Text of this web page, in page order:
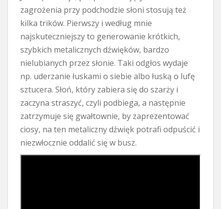
zagrożenia przy podchodzie słoni stosują też
kilka trików. Pierwszy i według mnie
najskuteczniejszy to generowanie krótkich,
szybkich metalicznych dźwięków, bardzo
nielubianych przez słonie. Taki odgłos wydaje
np. uderzanie łuskami o siebie albo łuską o lufę
sztucera. Słoń, który zabiera się do szarży i
zaczyna straszyć, czyli podbiega, a następnie
zatrzymuje się gwałtownie, by zaprezentować
ciosy, na ten metaliczny dźwięk potrafi odpuścić i
niezwłocznie oddalić się w busz.